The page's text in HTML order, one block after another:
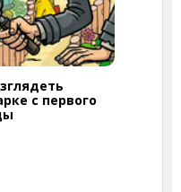
с первого